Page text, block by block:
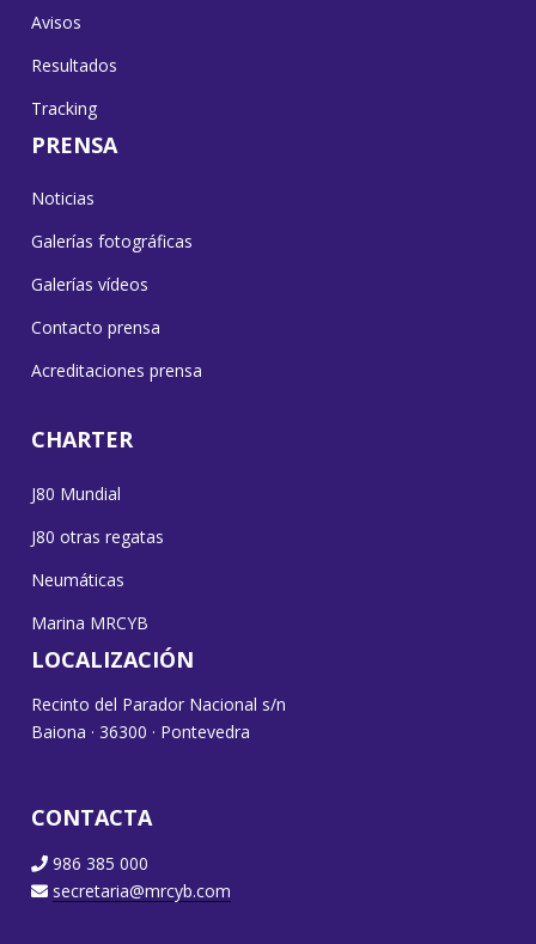
Avisos
Resultados
Tracking
PRENSA
Noticias
Galerías fotográficas
Galerías vídeos
Contacto prensa
Acreditaciones prensa
CHARTER
J80 Mundial
J80 otras regatas
Neumáticas
Marina MRCYB
LOCALIZACIÓN
Recinto del Parador Nacional s/n
Baiona · 36300 · Pontevedra
CONTACTA
986 385 000
secretaria@mrcyb.com